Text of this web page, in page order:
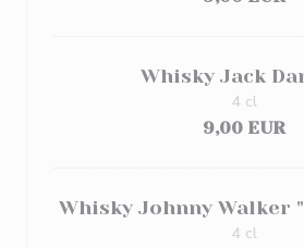
Whisky Jack
9,00 EUR
4 cl
Whisky Johnny Walker
4 cl